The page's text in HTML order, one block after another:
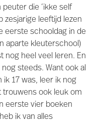
die ‘ikke self
zesjarige leeftijd lezen
eerste schooldag in de
aparte kleuterschool)
nog heel veel leren. En
steeds. Want ook al
17 was, leer ik nog
trouwens ook leuk om
eerste vier boeken
ik van alles